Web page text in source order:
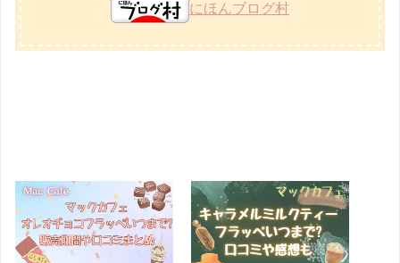
にほんブログ村